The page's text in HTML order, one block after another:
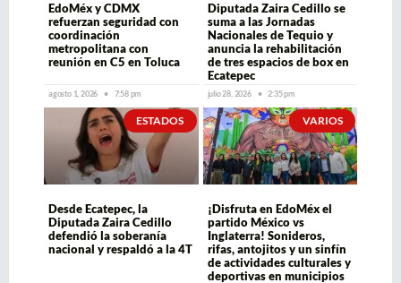
EdoMéx y CDMX
refuerzan seguridad con
coordinación
metropolitana con
reunión en C5 en Toluca
agosto 1, 2026 7:58 pm
Diputada Zaira Cedillo se
suma a las Jornadas
Nacionales de Tequio y
anuncia la rehabilitación
de tres espacios de box en
Ecatepec
julio 28, 2026 2:35 pm
ESTADOS
Desde Ecatepec, la
Diputada Zaira Cedillo
defendió la soberanía
nacional y respaldó a la 4T
VARIOS
¡Disfruta en EdoMéx el
partido México vs
Inglaterra! Sonideros,
rifas, antojitos y un sinfín
de actividades culturales y
deportivas en municipios